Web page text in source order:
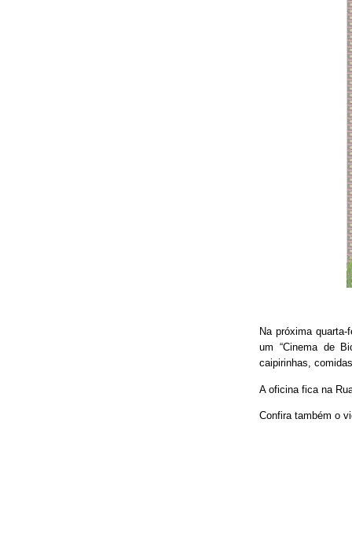
Na próxima
um “Cinema de
caipirinhas,
A oficina fica na
Confira também o